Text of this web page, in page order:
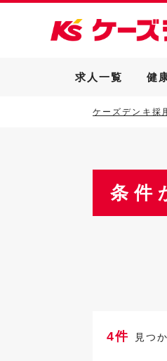
求人一覧 健
ケーズデンキ採
条件
4件 見つ